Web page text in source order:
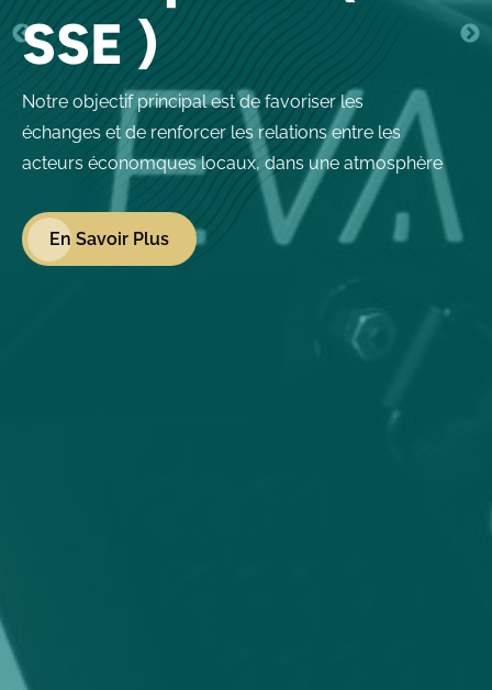
SSE )
Notre objectif principal est de favoriser les
échanges et de renforcer les relations entre les
acteurs économques locaux, dans une atmosphère
En Savoir Plus